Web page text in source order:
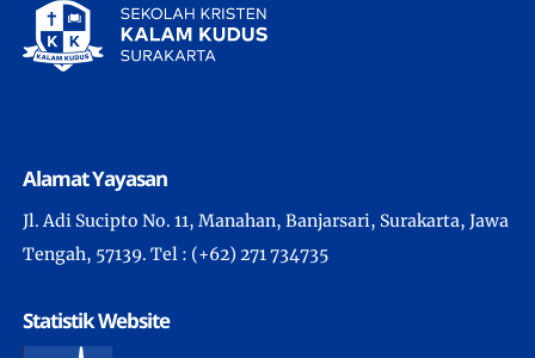
Alamat Yayasan
Jl. Adi Sucipto No. 11, Manahan, Banjarsari, Surakarta, Jawa
Tengah, 57139. Tel : (+62) 271 734735
Statistik Website